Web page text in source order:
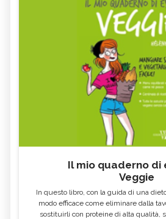
Il mio quaderno di
Veggie
In questo libro, con la guida di una
modo efficace come eliminare dalla
sostituirli con proteine di alta qualità,